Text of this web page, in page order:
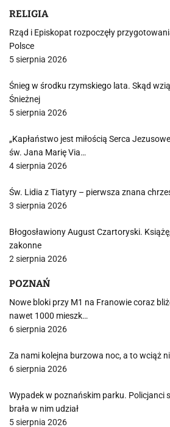
RELIGIA
Rząd i Episkopat rozpoczęły
Polsce
5 sierpnia 2026
Śnieg w środku rzymskiego lata. Skąd
Śnieżnej
5 sierpnia 2026
„Kapłaństwo jest miłością Serca
św. Jana Marię Via…
4 sierpnia 2026
Św. Lidia z Tiatyry – pierwsza znana
3 sierpnia 2026
Błogosławiony August Czartoryski.
zakonne
2 sierpnia 2026
POZNAŃ
Nowe bloki przy M1 na Franowie coraz
nawet 1000 mieszk…
6 sierpnia 2026
Za nami kolejna burzowa noc, a to wciąż
6 sierpnia 2026
Wypadek w poznańskim parku. Policjanci
brała w nim udział
5 sierpnia 2026